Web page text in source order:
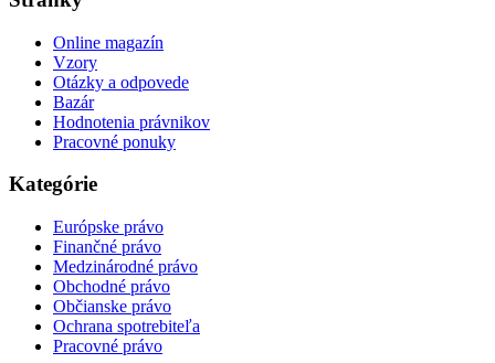
Online magazín
Vzory
Otázky a odpovede
Bazár
Hodnotenia právnikov
Pracovné ponuky
Kategórie
Európske právo
Finančné právo
Medzinárodné právo
Obchodné právo
Občianske právo
Ochrana spotrebiteľa
Pracovné právo